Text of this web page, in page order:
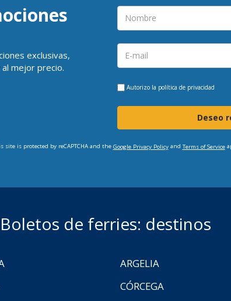
exclusivas,
mejor precio.
Autorizo la política de privacidad
Deseo
site is protected by reCAPTCHA and the Google Privacy Policyand Terms of Service
Boletos de ferries: destinos
ARGELIA
CÓRCEGA